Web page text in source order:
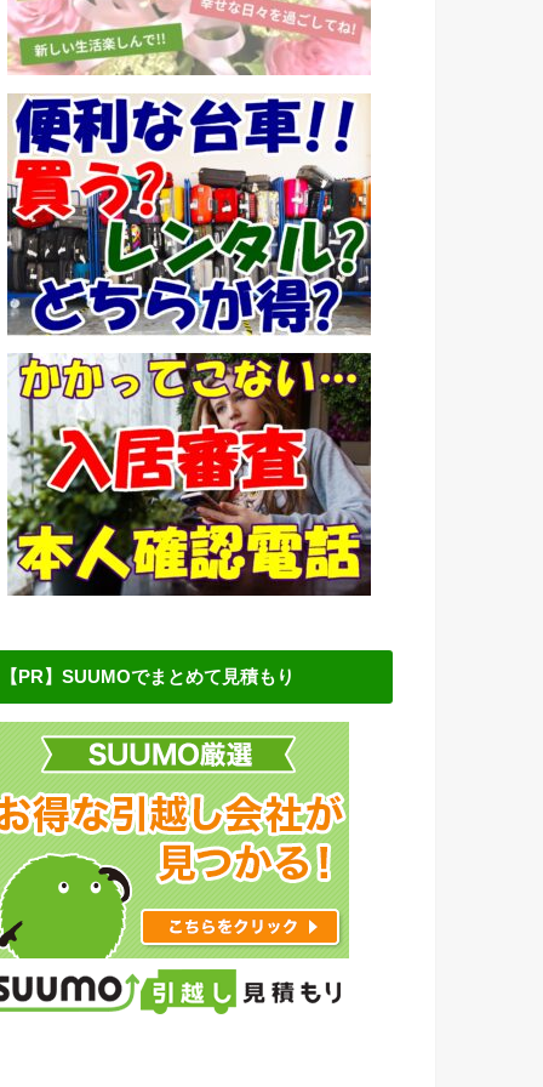
【PR】SUUMOでまとめて見積もり